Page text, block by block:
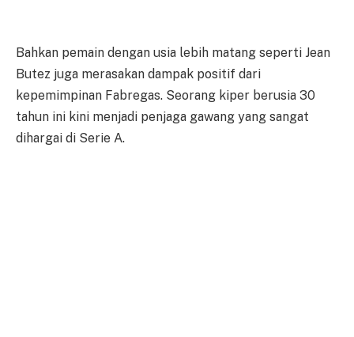
Bahkan pemain dengan usia lebih matang seperti Jean
Butez juga merasakan dampak positif dari
kepemimpinan Fabregas. Seorang kiper berusia 30
tahun ini kini menjadi penjaga gawang yang sangat
dihargai di Serie A.